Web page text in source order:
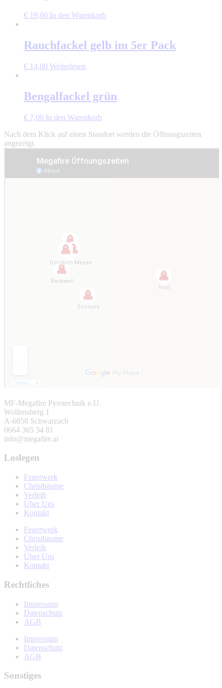
€ 19,00 In den Warenkorb
Rauchfackel gelb im 5er Pack
€ 14,00 Weiterlesen
Bengalfackel grün
€ 7,00 In den Warenkorb
Nach dem Klick auf einen Standort werden die Öffnungszeiten
angezeigt.
MF-Megafire Pyrotechnik e.U.
Wolfensberg 1
A-6858 Schwarzach
0664 365 34 81
info@megafire.at
Loslegen
Feuerwerk
Christbäume
Verleih
Über Uns
Kontakt
Feuerwerk
Christbäume
Verleih
Über Uns
Kontakt
Rechtliches
Impressum
Datenschutz
AGB
Impressum
Datenschutz
AGB
Sonstiges